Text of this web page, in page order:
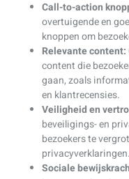
Call-to-action
overtuigende en
knoppen om
Relevante content:
content die
gaan, zoals
en klantrecensies.
Veiligheid en
beveiligings- en
bezoekers te
privacyverklaringen.
Sociale